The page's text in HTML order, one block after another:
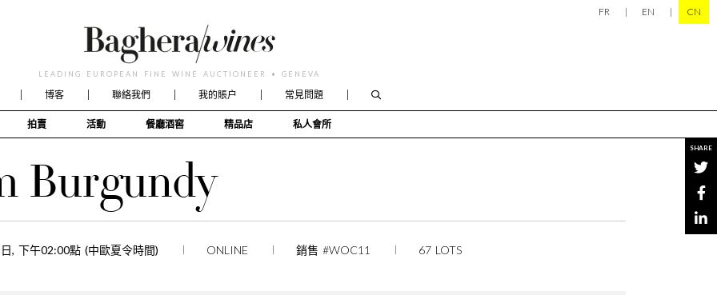
LEADING EUROPEAN FINE WINE AUCTIONEER • GENEVA
拍賣 活動 餐廳酒窖 精品店 私人會所
博客 聯絡我們 我的賬户 常見問題
FR EN CN
SHARE
Burgundy
, 下午02:00點 (中歐夏令時間) ONLINE 銷售 #WOC11 67 LOTS